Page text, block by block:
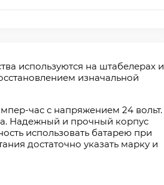
используются на штабелерах и
изначальной
час с напряжением 24 вольт.
Надежный и прочный корпус
использовать батарею при
достаточно указать марку и